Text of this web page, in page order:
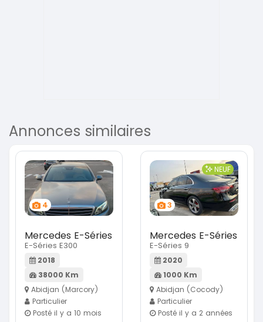
Annonces similaires
4
Mercedes E-Séries
E-Séries E300
2018
38000 Km
Abidjan (Marcory)
Particulier
Posté il y a 10 mois
3
NEUF
Mercedes E-Séries
E-Séries 9
2020
1000 Km
Abidjan (Cocody)
Particulier
Posté il y a 2 années